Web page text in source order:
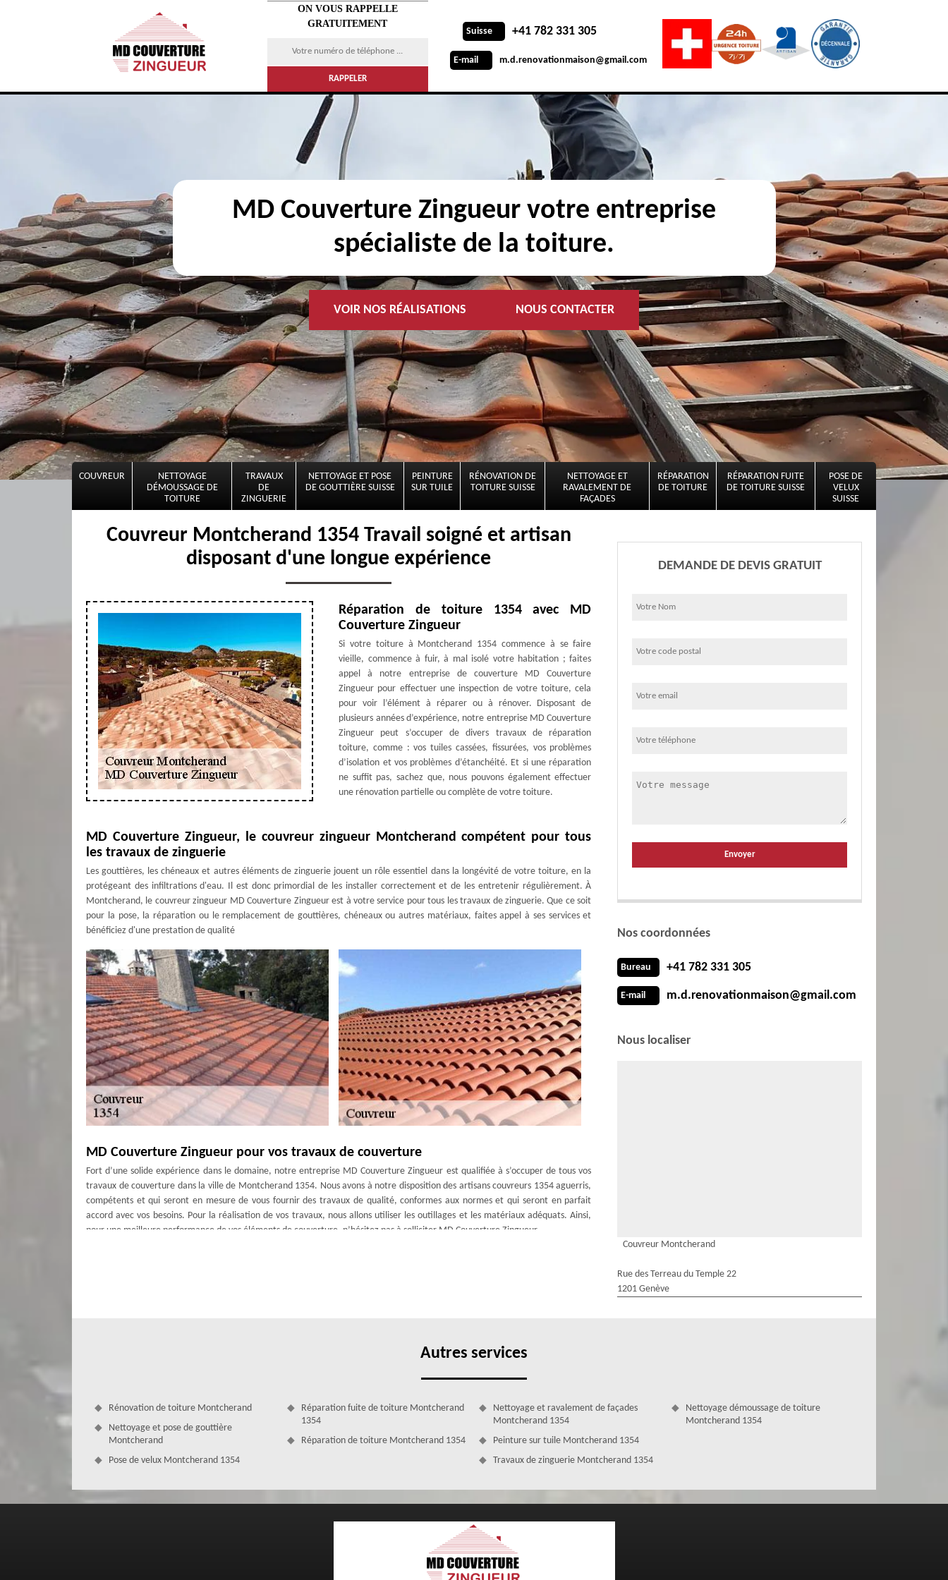
ON VOUS RAPPELLE
GRATUITEMENT
Suisse +41 782 331 305
E-mail m.d.renovationmaison@gmail.com
MD Couverture Zingueur votre entreprise
spécialiste de la toiture.
VOIR NOS RÉALISATIONS NOUS CONTACTER
COUVREUR
NETTOYAGE
DÉMOUSSAGE DE
TOITURE
TRAVAUX
DE
ZINGUERIE
NETTOYAGE ET POSE
DE GOUTTIÈRE SUISSE
PEINTURE
SUR TUILE
RÉNOVATION DE
TOITURE SUISSE
NETTOYAGE ET
RAVALEMENT DE
FAÇADES
RÉPARATION
DE TOITURE
RÉPARATION FUITE
DE TOITURE SUISSE
POSE DE
VELUX
SUISSE
Couvreur Montcherand 1354 Travail soigné et artisan
disposant d'une longue expérience
Réparation de toiture 1354 avec MD
Couverture Zingueur
Si votre toiture à Montcherand 1354 commence à se faire
vieille, commence à fuir, à mal isolé votre habitation ; faites
appel à notre entreprise de couverture MD Couverture
Zingueur pour effectuer une inspection de votre toiture, cela
pour voir l’élément à réparer ou à rénover. Disposant de
plusieurs années d’expérience, notre entreprise MD Couverture
Zingueur peut s’occuper de divers travaux de réparation
toiture, comme : vos tuiles cassées, fissurées, vos problèmes
d’isolation et vos problèmes d’étanchéité. Et si une réparation
ne suffit pas, sachez que, nous pouvons également effectuer
une rénovation partielle ou complète de votre toiture.
MD Couverture Zingueur, le couvreur zingueur Montcherand compétent pour tous
les travaux de zinguerie
Les gouttières, les chéneaux et autres éléments de zinguerie jouent un rôle essentiel dans la longévité de votre toiture, en la
protégeant des infiltrations d'eau. Il est donc primordial de les installer correctement et de les entretenir régulièrement. À
Montcherand, le couvreur zingueur MD Couverture Zingueur est à votre service pour tous les travaux de zinguerie. Que ce soit
pour la pose, la réparation ou le remplacement de gouttières, chéneaux ou autres matériaux, faites appel à ses services et
bénéficiez d'une prestation de qualité
MD Couverture Zingueur pour vos travaux de couverture
Fort d’une solide expérience dans le domaine, notre entreprise MD Couverture Zingueur est qualifiée à s’occuper de tous vos
travaux de couverture dans la ville de Montcherand 1354. Nous avons à notre disposition des artisans couvreurs 1354 aguerris,
compétents et qui seront en mesure de vous fournir des travaux de qualité, conformes aux normes et qui seront en parfait
accord avec vos besoins. Pour la réalisation de vos travaux, nous allons utiliser les outillages et les matériaux adéquats. Ainsi,
pour une meilleure performance de vos éléments de couverture, n’hésitez pas à solliciter MD Couverture Zingueur.
Pour satisfaire tous vos besoins et demandes en travaux de couverture dans la ville de Montcherand 1354, sachez que ; notre
DEMANDE DE DEVIS GRATUIT
Nos coordonnées
Bureau +41 782 331 305
E-mail m.d.renovationmaison@gmail.com
Nous localiser
Couvreur Montcherand
Rue des Terreau du Temple 22
1201 Genève
Autres services
Rénovation de toiture Montcherand
Nettoyage et pose de gouttière
Montcherand
Pose de velux Montcherand 1354
Réparation fuite de toiture Montcherand
1354
Réparation de toiture Montcherand 1354
Nettoyage et ravalement de façades
Montcherand 1354
Peinture sur tuile Montcherand 1354
Travaux de zinguerie Montcherand 1354
Nettoyage démoussage de toiture
Montcherand 1354